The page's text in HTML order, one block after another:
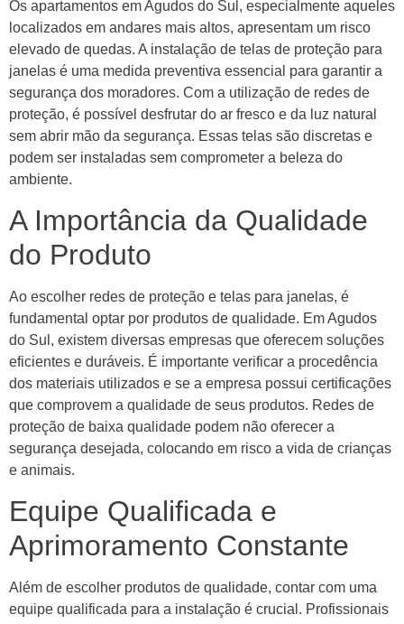
Os apartamentos em Agudos do Sul, especialmente aqueles
localizados em andares mais altos, apresentam um risco
elevado de quedas. A instalação de telas de proteção para
janelas é uma medida preventiva essencial para garantir a
segurança dos moradores. Com a utilização de redes de
proteção, é possível desfrutar do ar fresco e da luz natural
sem abrir mão da segurança. Essas telas são discretas e
podem ser instaladas sem comprometer a beleza do
ambiente.
A Importância da Qualidade
do Produto
Ao escolher redes de proteção e telas para janelas, é
fundamental optar por produtos de qualidade. Em Agudos
do Sul, existem diversas empresas que oferecem soluções
eficientes e duráveis. É importante verificar a procedência
dos materiais utilizados e se a empresa possui certificações
que comprovem a qualidade de seus produtos. Redes de
proteção de baixa qualidade podem não oferecer a
segurança desejada, colocando em risco a vida de crianças
e animais.
Equipe Qualificada e
Aprimoramento Constante
Além de escolher produtos de qualidade, contar com uma
equipe qualificada para a instalação é crucial. Profissionais